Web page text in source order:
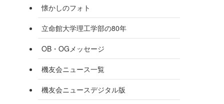
懐かしのフォト
立命館大学理工学部の80年
OB・OGメッセージ
機友会ニュース一覧
機友会ニュースデジタル版